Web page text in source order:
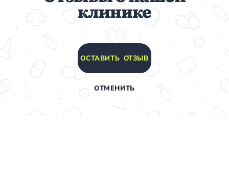
клинике
ОСТАВИТЬ ОТЗЫВ
ОТМЕНИТЬ